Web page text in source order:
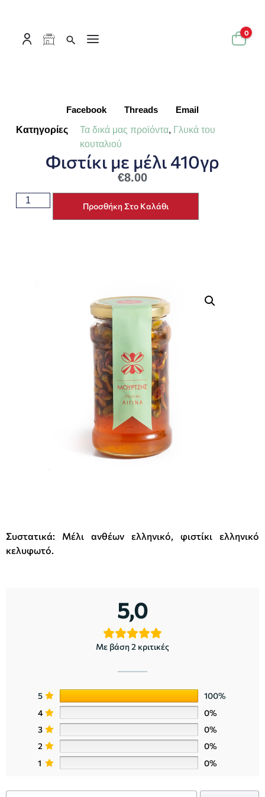
0
Facebook Threads Email
Κατηγορίες Τα δικά μας προϊόντα, Γλυκά του
κουταλιού
Φιστίκι με μέλι 410γρ
€8.00
Προσθήκη Στο Καλάθι
Συστατικά: Μέλι ανθέων ελληνικό, φιστίκι ελληνικό
κελυφωτό.
5,0
Με βάση 2 κριτικές
5
100%
4
0%
3
0%
2
0%
1
0%